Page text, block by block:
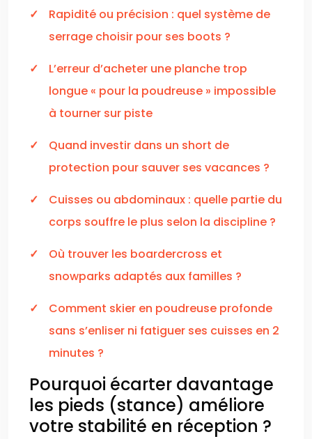
Rapidité ou précision : quel système de
serrage choisir pour ses boots ?
L’erreur d’acheter une planche trop
longue « pour la poudreuse » impossible
à tourner sur piste
Quand investir dans un short de
protection pour sauver ses vacances ?
Cuisses ou abdominaux : quelle partie du
corps souffre le plus selon la discipline ?
Où trouver les boardercross et
snowparks adaptés aux familles ?
Comment skier en poudreuse profonde
sans s’enliser ni fatiguer ses cuisses en 2
minutes ?
Pourquoi écarter davantage
les pieds (stance) améliore
votre stabilité en réception ?